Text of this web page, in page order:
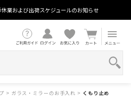
休業および出荷スケジュールのお知らせ
> ガラス・ミラーのお手入れ > くもり止め